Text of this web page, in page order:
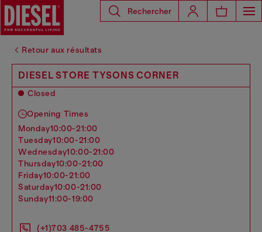
Rechercher
Retour aux résultats
DIESEL STORE TYSONS CORNER
Closed
Opening Times
monday10:00-21:00
tuesday10:00-21:00
wednesday10:00-21:00
thursday10:00-21:00
friday10:00-21:00
saturday10:00-21:00
sunday11:00-19:00
(+1)703 485-4755